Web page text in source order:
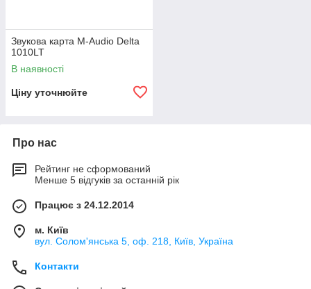
Звукова карта M-Audio Delta
1010LT
В наявності
Ціну уточнюйте
Про нас
Рейтинг не сформований
Менше 5 відгуків за останній рік
Працює з 24.12.2014
м. Київ
вул. Солом'янська 5, оф. 218, Київ, Україна
Контакти